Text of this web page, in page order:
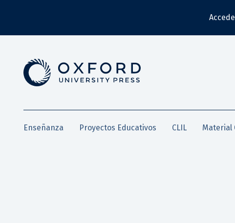
Enseñanza Proyectos Educativos CLIL Material